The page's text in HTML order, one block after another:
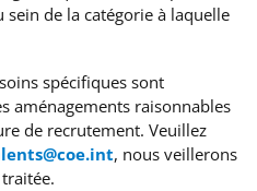
de la catégorie à laquelle
spécifiques sont
aménagements raisonnables
de recrutement. Veuillez
, nous veillerons